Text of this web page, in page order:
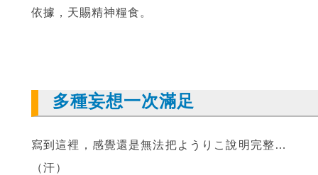
依據，天賜精神糧食。
多種妄想一次滿足
寫到這裡，感覺還是無法把ようりこ說明完整…
（汗）